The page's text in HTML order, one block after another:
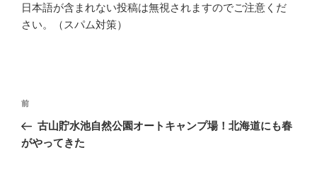
日本語が含まれない投稿は無視されますのでご注意くだ
さい。（スパム対策）
投
ナ
前
の
投
前
古山貯水池自然公園オートキャンプ場！北海道にも春
がやってきた